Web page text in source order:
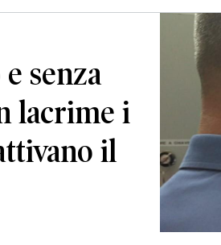
senza
lacrime i
il